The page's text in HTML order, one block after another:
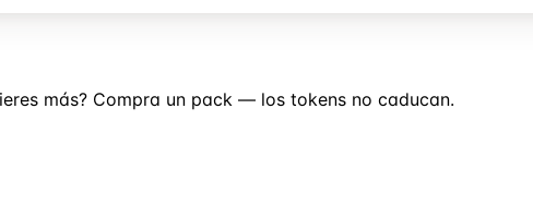
más? Compra un pack — los tokens no caducan.